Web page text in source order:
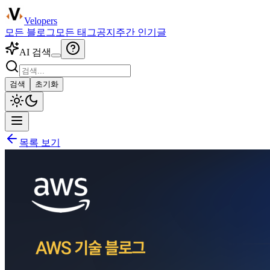
Velopers
모든 블로그 모든 태그공지 주간 인기글
AI 검색
검색 초기화
목록 보기